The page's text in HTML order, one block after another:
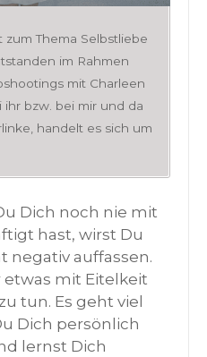
Thema Selbstliebe
im Rahmen
mit Charleen
bzw. bei mir und da
handelt es sich um
Dich noch nie mit
hast, wirst Du
negativ auffassen.
etwas mit Eitelkeit
tun. Es geht viel
Dich persönlich
lernst Dich